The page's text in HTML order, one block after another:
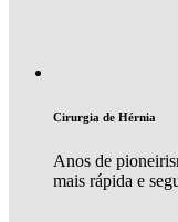
Cirurgia de Hérnia
Anos de
mais rápida e